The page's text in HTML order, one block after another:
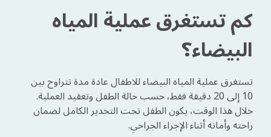
كم تستغرق عملية المياه
البيضاء؟
تستغرق عملية المياه البيضاء للاطفال عادة مدة تتراوح بين
10 إلى 20 دقيقة فقط، حسب حالة الطفل وتعقيد العملية.
خلال هذا الوقت، يكون الطفل تحت التخدير الكامل لضمان
راحته وأمانه أثناء الإجراء الجراحي.